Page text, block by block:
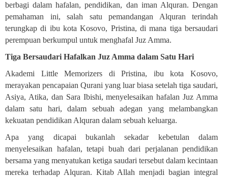
berbagi dalam hafalan, pendidikan, dan iman Alquran. Dengan
pemahaman ini, salah satu pemandangan Alquran terindah
terungkap di ibu kota Kosovo, Pristina, di mana tiga bersaudari
perempuan berkumpul untuk menghafal Juz Amma.
Tiga Bersaudari Hafalkan Juz Amma dalam Satu Hari
Akademi Little Memorizers di Pristina, ibu kota Kosovo,
merayakan pencapaian Qurani yang luar biasa setelah tiga saudari,
Asiya, Atika, dan Sara Ibishi, menyelesaikan hafalan Juz Amma
dalam satu hari, dalam sebuah adegan yang melambangkan
kekuatan pendidikan Alquran dalam sebuah keluarga.
Apa yang dicapai bukanlah sekadar kebetulan dalam
menyelesaikan hafalan, tetapi buah dari perjalanan pendidikan
bersama yang menyatukan ketiga saudari tersebut dalam kecintaan
mereka terhadap Alquran. Kitab Allah menjadi bagian integral